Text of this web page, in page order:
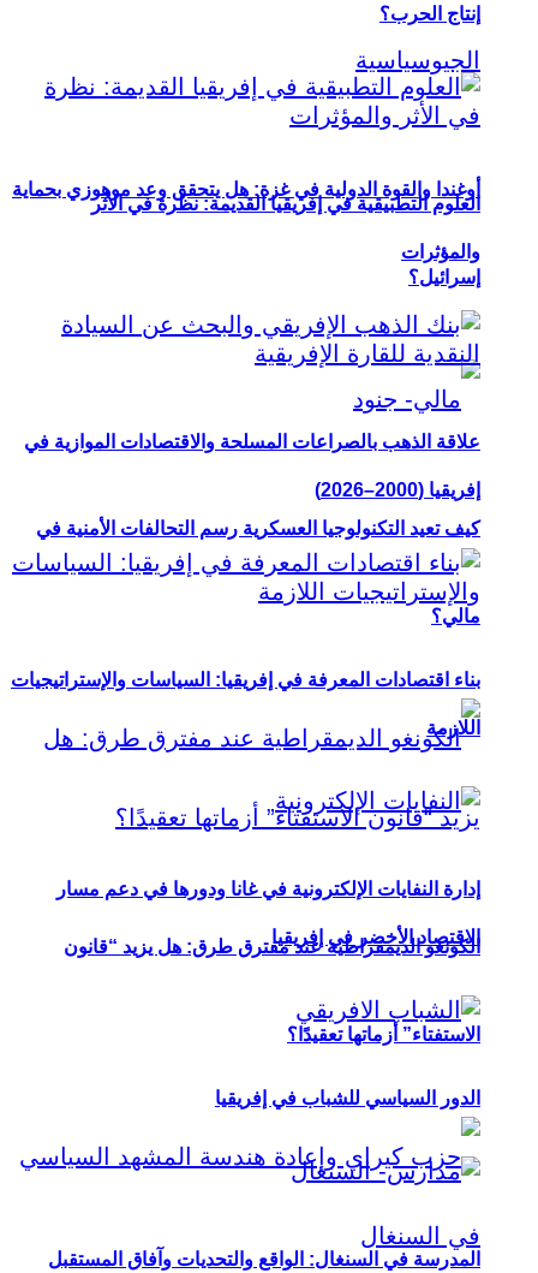
أوغندا والقوة الدولية في غزة: هل يتحقق وعد موهوزي بحماية
إسرائيل؟
كيف تعيد التكنولوجيا العسكرية رسم التحالفات الأمنية في
مالي؟
الكونغو الديمقراطية عند مفترق طرق: هل يزيد “قانون
الاستفتاء” أزماتها تعقيدًا؟
إنتاج الحرب؟
العلوم التطبيقية في إفريقيا القديمة: نظرة في الأثر
والمؤثرات
علاقة الذهب بالصراعات المسلحة والاقتصادات الموازية في
إفريقيا (2000–2026)
بناء اقتصادات المعرفة في إفريقيا: السياسات والإستراتيجيات
اللازمة
إدارة النفايات الإلكترونية في غانا ودورها في دعم مسار
الاقتصاد الأخضر في إفريقيا
الدور السياسي للشباب في إفريقيا
المدرسة في السنغال: الواقع والتحديات وآفاق المستقبل